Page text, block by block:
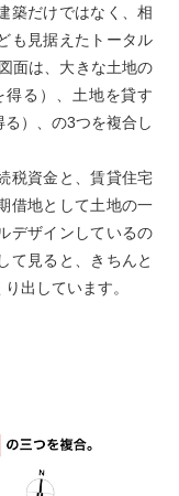
築だけではなく、相
も見据えたトータル
面は、大きな土地の
る）、土地を貸す
る）、の3つを複合し
税資金と、賃貸住宅
借地として土地の一
デザインしているの
て見ると、きちんと
出しています。